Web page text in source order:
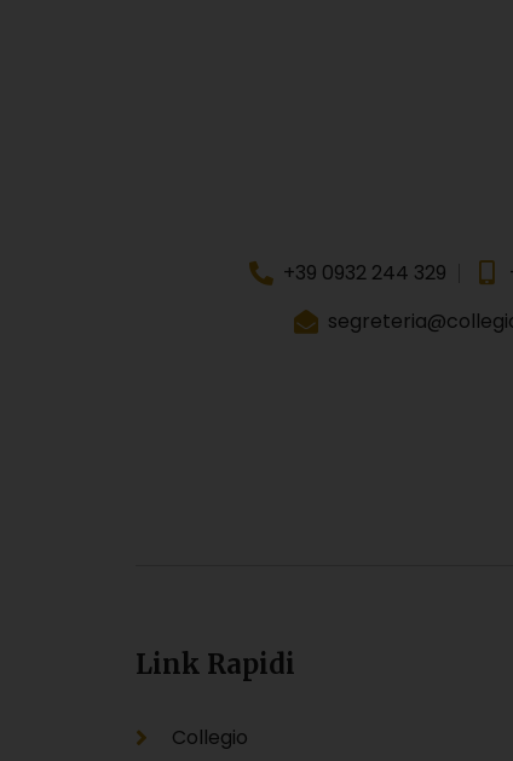
+39 0932 244 329
Link Rapidi
Collegio